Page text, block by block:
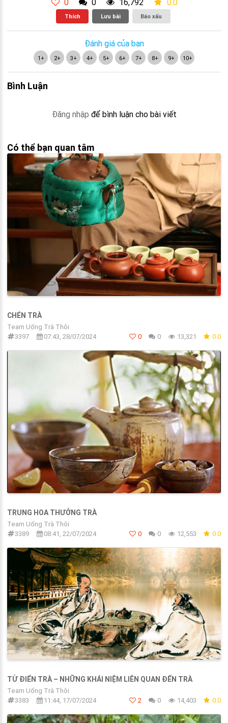
0 0 16,792 0.0
Thích Lưu bài Báo xấu
Đánh giá của bạn
1+ 2+ 3+ 4+ 5+ 6+ 7+ 8+ 9+ 10+
Bình Luận
Đăng nhập để bình luận cho bài viết
Có thể bạn quan tâm
CHÉN TRÀ
Team Uống Trà Thôi
3397
07:43, 28/07/2024 0 0 13,321 0.0
TRUNG HOA THƯỞNG TRÀ
Team Uống Trà Thôi
3389
08:41, 22/07/2024 0 0 12,553 0.0
TỪ ĐIỂN TRÀ – NHỮNG KHÁI NIỆM LIÊN QUAN ĐẾN TRÀ
Team Uống Trà Thôi
3383
11:44, 17/07/2024 2 0 14,403 0.0